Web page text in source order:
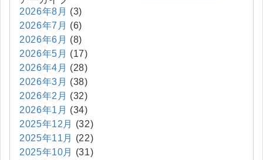
2026年8月 (3)
2026年7月 (6)
2026年6月 (8)
2026年5月 (17)
2026年4月 (28)
2026年3月 (38)
2026年2月 (32)
2026年1月 (34)
2025年12月
(32)
2025年11月
(22)
2025年10月
(31)